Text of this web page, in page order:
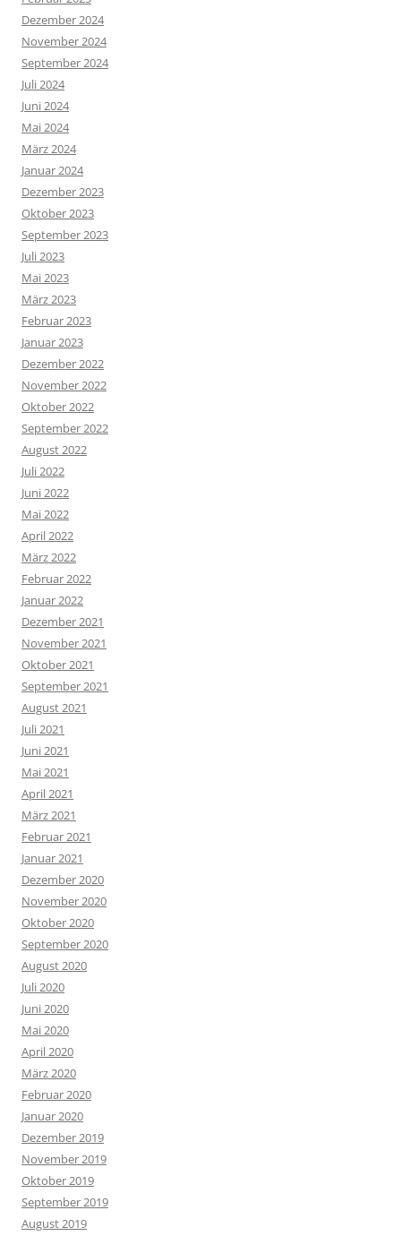
Dezember 2024
November 2024
September 2024
Juli 2024
Juni 2024
Mai 2024
März 2024
Januar 2024
Dezember 2023
Oktober 2023
September 2023
Juli 2023
Mai 2023
März 2023
Februar 2023
Januar 2023
Dezember 2022
November 2022
Oktober 2022
September 2022
August 2022
Juli 2022
Juni 2022
Mai 2022
April 2022
März 2022
Februar 2022
Januar 2022
Dezember 2021
November 2021
Oktober 2021
September 2021
August 2021
Juli 2021
Juni 2021
Mai 2021
April 2021
März 2021
Februar 2021
Januar 2021
Dezember 2020
November 2020
Oktober 2020
September 2020
August 2020
Juli 2020
Juni 2020
Mai 2020
April 2020
März 2020
Februar 2020
Januar 2020
Dezember 2019
November 2019
Oktober 2019
September 2019
August 2019